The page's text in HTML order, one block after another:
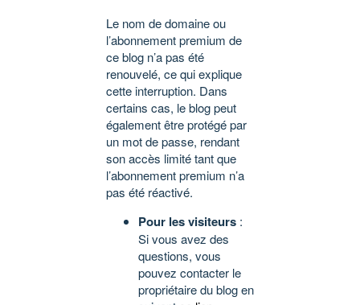
Le nom de domaine ou
l’abonnement premium de
ce blog n’a pas été
renouvelé, ce qui explique
cette interruption. Dans
certains cas, le blog peut
également être protégé par
un mot de passe, rendant
son accès limité tant que
l’abonnement premium n’a
pas été réactivé.
Pour les visiteurs :
Si vous avez des
questions, vous
pouvez contacter le
propriétaire du blog en